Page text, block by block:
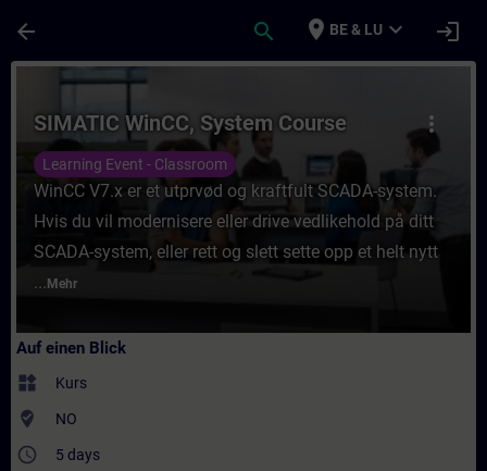
arrow_back search place BE & LU expand_more login
Kurs - SIMATIC WinCC, System Course
more_vert
SIMATIC WinCC, System Course
Learning Event - Classroom
WinCC V7.x er et utprvød og kraftfult SCADA-system.
Hvis du vil modernisere eller drive vedlikehold på ditt
SCADA-system, eller rett og slett sette opp et helt nytt
... Mehr
Auf einen Blick
widgets Kurs
where_to_vote NO
access_time 5 days